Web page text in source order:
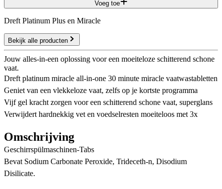
Voeg toe
Dreft Platinum Plus en Miracle
Bekijk alle producten
Jouw alles-in-een oplossing voor een moeiteloze schitterend schone
vaat.
Dreft platinum miracle all-in-one 30 minute miracle vaatwastabletten
Geniet van een vlekkeloze vaat, zelfs op je kortste programma
Vijf gel kracht zorgen voor een schitterend schone vaat, superglans
Verwijdert hardnekkig vet en voedselresten moeiteloos met 3x
Omschrijving
Geschirrspülmaschinen-Tabs
Bevat Sodium Carbonate Peroxide, Trideceth-n, Disodium
Disilicate.